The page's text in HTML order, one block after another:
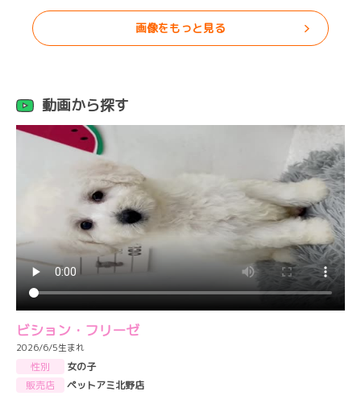
画像をもっと見る
動画から探す
ビション・フリーゼ
2026/6/5生まれ
性別
女の子
販売店
ペットアミ北野店